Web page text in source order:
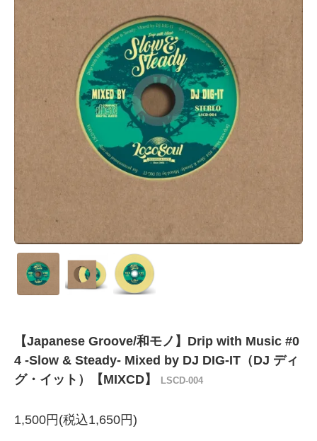
【Japanese Groove/和モノ】Drip with Music #0
4 -Slow & Steady- Mixed by DJ DIG-IT（DJ ディ
グ・イット）【MIXCD】
LSCD-004
1,500円(税込1,650円)